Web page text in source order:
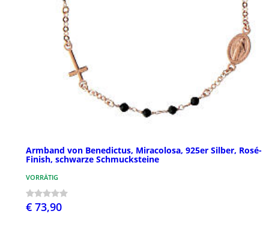
Armband von Benedictus, Miracolosa, 925er Silber, Rosé-
Finish, schwarze Schmucksteine
VORRÄTIG
€ 73,90